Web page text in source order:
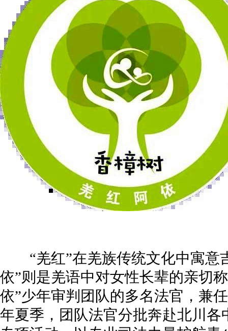
“羌红”在羌族传统文化中寓意
依”则是羌语中对女性长辈的亲切
依”少年审判团队的多名法官，兼
年夏季，团队法官分批奔赴北川